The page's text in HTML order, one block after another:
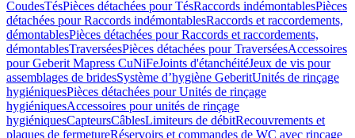
CoudesTésPièces détachées pour TésRaccords indémontablesPièces
détachées pour Raccords indémontablesRaccords et raccordements,
démontablesPièces détachées pour Raccords et raccordements,
démontablesTraverséesPièces détachées pour TraverséesAccessoires
pour Geberit Mapress CuNiFeJoints d'étanchéitéJeux de vis pour
assemblages de bridesSystème d’hygiène GeberitUnités de rinçage
hygiéniquesPièces détachées pour Unités de rinçage
hygiéniquesAccessoires pour unités de rinçage
hygiéniquesCapteursCâblesLimiteurs de débitRecouvrements et
plaques de fermetureRéservoirs et commandes de WC avec rinçage